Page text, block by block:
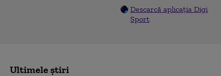
Descarcă aplicația Digi
Sport
Ultimele știri